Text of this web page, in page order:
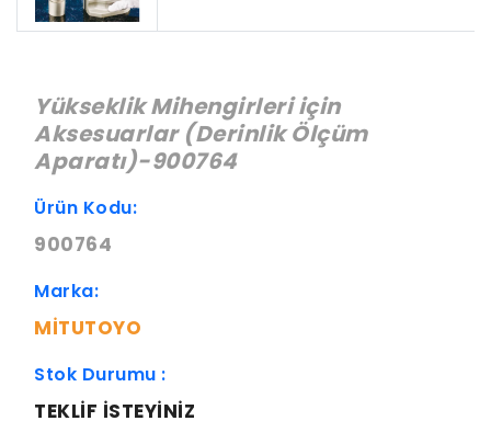
Yükseklik Mihengirleri için
Aksesuarlar (Derinlik Ölçüm
Aparatı)-900764
Ürün Kodu:
900764
Marka:
MITUTOYO
Stok Durumu :
TEKLIF ISTEYINIZ